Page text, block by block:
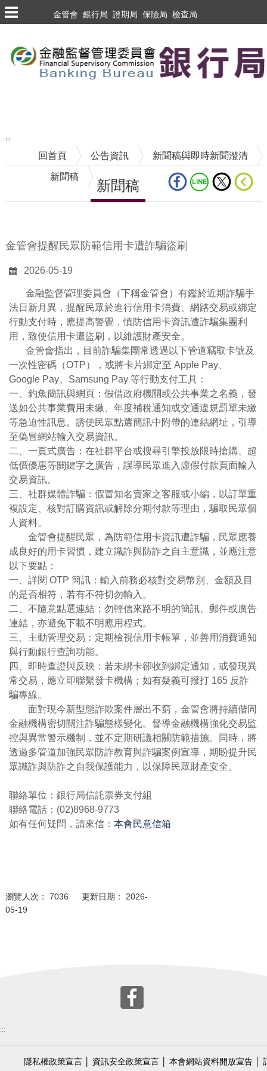
跳到主要內容區塊
金管會 銀行局 證期局 保險局 檢查局
:::
回首頁 公告資訊 新聞稿與即時新聞澄清
新聞稿
新聞稿
金管會提醒民眾防範信用卡遭詐騙盜刷
2026-05-19
金融監督管理委員會（下稱金管會）有鑑於近期詐騙手
法日新月異，提醒民眾於進行信用卡消費、網路交易或綁定
行動支付時，應提高警覺，慎防信用卡資訊遭詐騙集團利
用，致使信用卡遭盜刷，以維護財產安全。
金管會指出，目前詐騙集團常透過以下管道竊取卡號及
一次性密碼（OTP），或將卡片綁定至 Apple Pay、
Google Pay、Samsung Pay 等行動支付工具：
一、釣魚簡訊與網頁：假借政府機關或公共事業之名義，發
送如公共事業費用未繳、年度補稅通知或交通違規罰單未繳
等急迫性訊息。誘使民眾點選簡訊中附帶的連結網址，引導
至偽冒網站輸入交易資訊。
二、一頁式廣告：在社群平台或搜尋引擎投放限時搶購、超
低價優惠等關鍵字之廣告，誤導民眾進入虛假付款頁面輸入
交易資訊。
三、社群媒體詐騙：假冒知名賣家之客服或小編，以訂單重
複設定、核對訂購資訊或解除分期付款等理由，騙取民眾個
人資料。
金管會提醒民眾，為防範信用卡資訊遭詐騙，民眾應養
成良好的用卡習慣，建立識詐與防詐之自主意識，並應注意
以下要點：
一、詳閱 OTP 簡訊：輸入前務必核對交易幣別、金額及目
的是否相符，若有不符切勿輸入。
二、不隨意點選連結：勿輕信來路不明的簡訊、郵件或廣告
連結，亦避免下載不明應用程式。
三、主動管理交易：定期檢視信用卡帳單，並善用消費通知
與行動銀行查詢功能。
四、即時查證與反映：若未綁卡卻收到綁定通知，或發現異
常交易，應立即聯繫發卡機構；如有疑義可撥打 165 反詐
騙專線。
面對現今新型態詐欺案件層出不窮，金管會將持續偕同
金融機構密切關注詐騙態樣變化。督導金融機構強化交易監
控與異常警示機制，並不定期研議相關防範措施。同時，將
透過多管道加強民眾防詐教育與詐騙案例宣導，期盼提升民
眾識詐與防詐之自我保護能力，以保障民眾財產安全。
聯絡單位：銀行局信託票券支付組
聯絡電話：(02)8968-9773
如有任何疑問，請來信：本會民意信箱
瀏覽人次： 7036 更新日期： 2026-
05-19
:::
隱私權政策宣言 資訊安全政策宣言 本會網站資料開放宣告